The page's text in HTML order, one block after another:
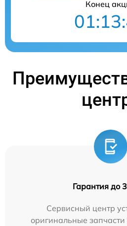
Конец
Гарантия до
Сервисный центр
оригинальные